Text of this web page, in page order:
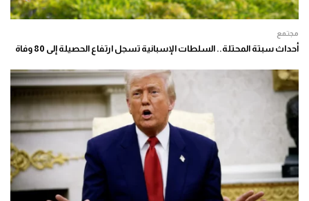
مجتمع
أحداث سبتة المحتلة.. السلطات الإسبانية تسجل ارتفاع الحصيلة إلى 80 وفاة